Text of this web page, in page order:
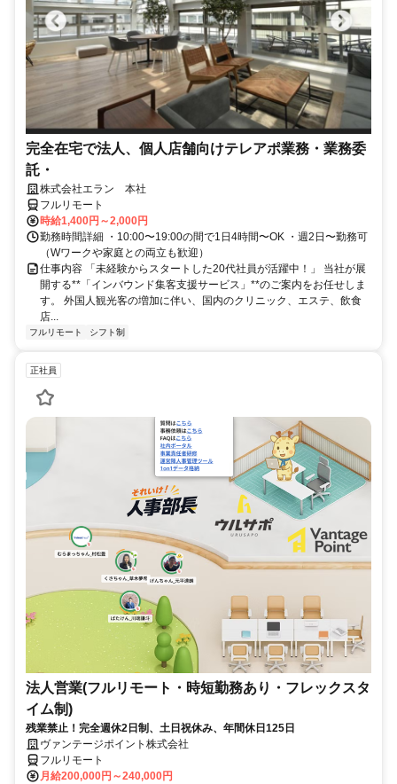
完全在宅で法人、個人店舗向けテレアポ業務・業務委
託・
株式会社エラン 本社
フルリモート
時給1,400円～2,000円
勤務時間詳細 ・10:00〜19:00の間で1日4時間〜OK ・週2日〜勤務可
（Wワークや家庭との両立も歓迎）
仕事内容 「未経験からスタートした20代社員が活躍中！」 当社が展
開する**「インバウンド集客支援サービス」**のご案内をお任せしま
す。 外国人観光客の増加に伴い、国内のクリニック、エステ、飲食
店...
フルリモート シフト制
正社員
法人営業(フルリモート・時短勤務あり・フレックスタ
イム制)
残業禁止！完全週休2日制、土日祝休み、年間休日125日
ヴァンテージポイント株式会社
フルリモート
月給200,000円～240,000円